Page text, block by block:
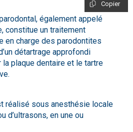
également appelé
constitue un traitement
en charge des parodontites
détartrage approfondi
plaque dentaire et le tartre
réalisé sous anesthésie locale
d’ultrasons, en une ou
Copier